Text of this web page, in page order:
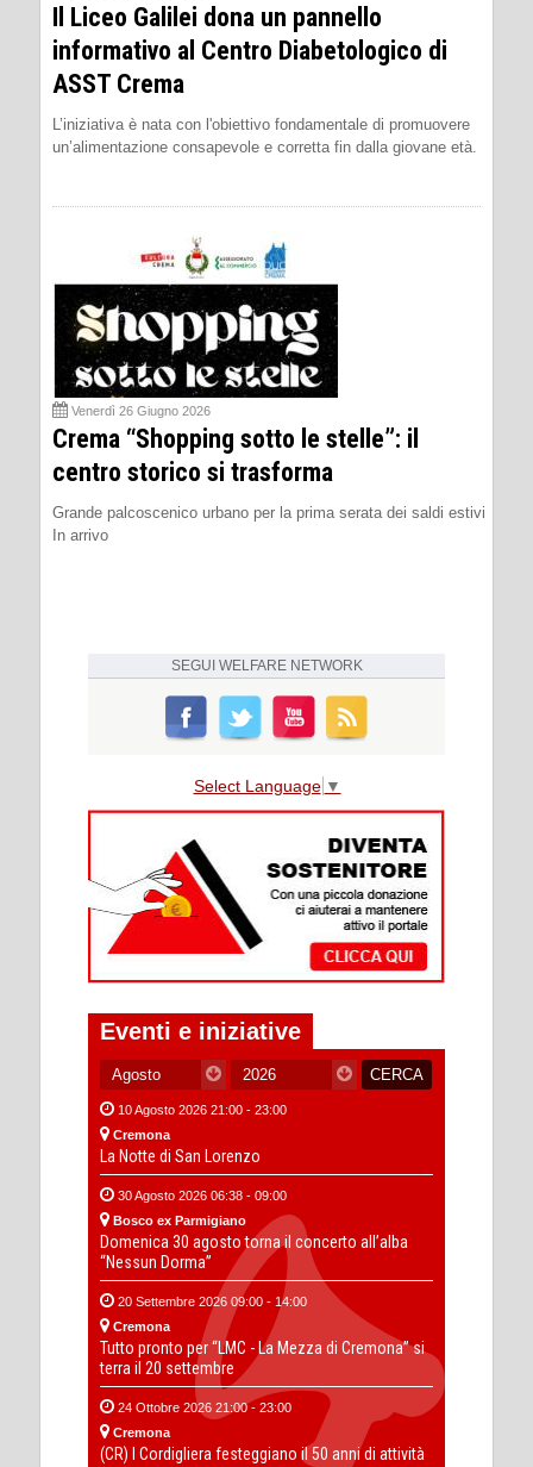
Il Liceo Galilei dona un pannello
informativo al Centro Diabetologico di
ASST Crema
L’iniziativa è nata con l'obiettivo fondamentale di promuovere
un’alimentazione consapevole e corretta fin dalla giovane età.
Venerdì 26 Giugno 2026
Crema “Shopping sotto le stelle”: il
centro storico si trasforma
Grande palcoscenico urbano per la prima serata dei saldi estivi
In arrivo
SEGUI WELFARE NETWORK
Select Language ▼
Eventi e iniziative
10 Agosto 2026 21:00 - 23:00
Cremona
La Notte di San Lorenzo
30 Agosto 2026 06:38 - 09:00
Bosco ex Parmigiano
Domenica 30 agosto torna il concerto all’alba
“Nessun Dorma”
20 Settembre 2026 09:00 - 14:00
Cremona
Tutto pronto per “LMC - La Mezza di Cremona” si
terra il 20 settembre
24 Ottobre 2026 21:00 - 23:00
Cremona
(CR) I Cordigliera festeggiano il 50 anni di attività